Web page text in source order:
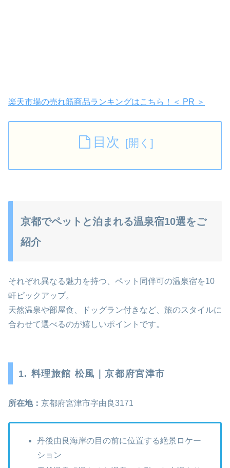
楽天市場の売れ筋商品ランキングはこちら！＜ PR ＞
目次
京都でペットと泊まれる温泉宿10選をご
紹介
それぞれ異なる魅力を持つ、ペット同伴可の温泉宿を10
軒ピックアップ。
天然温泉や部屋食、ドッグラン付きなど、旅のスタイルに
合わせて選べるのが嬉しいポイントです。
1. 料理旅館 松風｜京都府宮津市
所在地： 京都府宮津市字由良3171
丹後由良海岸の目の前に位置する絶景ロケー
ション